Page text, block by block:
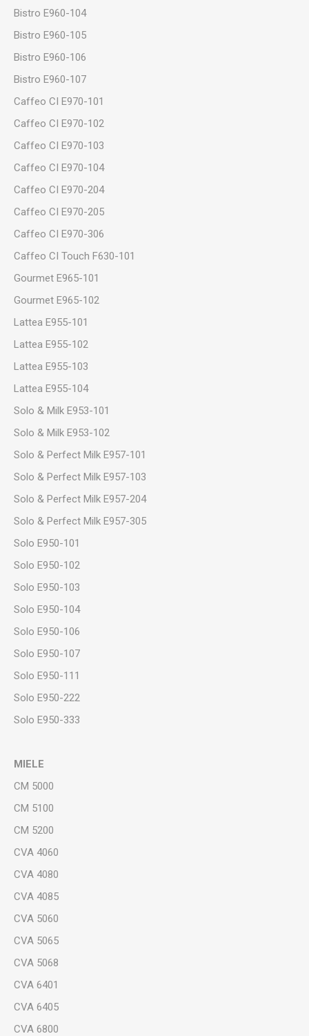
Bistro E960-104
Bistro E960-105
Bistro E960-106
Bistro E960-107
Caffeo CI E970-101
Caffeo CI E970-102
Caffeo CI E970-103
Caffeo CI E970-104
Caffeo CI E970-204
Caffeo CI E970-205
Caffeo CI E970-306
Caffeo CI Touch F630-101
Gourmet E965-101
Gourmet E965-102
Lattea E955-101
Lattea E955-102
Lattea E955-103
Lattea E955-104
Solo & Milk E953-101
Solo & Milk E953-102
Solo & Perfect Milk E957-101
Solo & Perfect Milk E957-103
Solo & Perfect Milk E957-204
Solo & Perfect Milk E957-305
Solo E950-101
Solo E950-102
Solo E950-103
Solo E950-104
Solo E950-106
Solo E950-107
Solo E950-111
Solo E950-222
Solo E950-333
MIELE
CM 5000
CM 5100
CM 5200
CVA 4060
CVA 4080
CVA 4085
CVA 5060
CVA 5065
CVA 5068
CVA 6401
CVA 6405
CVA 6800